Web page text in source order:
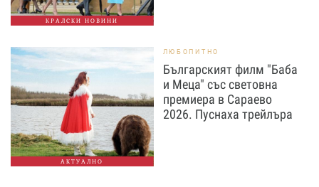
КРАЛСКИ НОВИНИ
АКТУАЛНО
ЛЮБОПИТНО
Българският филм "Баба
и Меца" със световна
премиера в Сараево
2026. Пуснаха трейлъра